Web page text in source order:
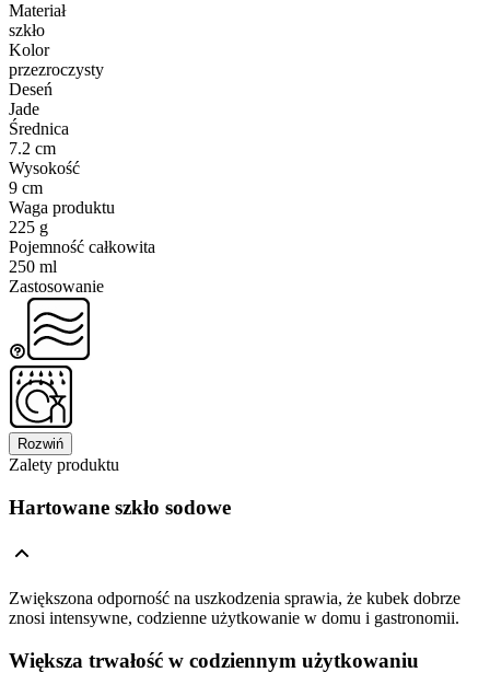
Materiał
szkło
Kolor
przezroczysty
Deseń
Jade
Średnica
7.2 cm
Wysokość
9 cm
Waga produktu
225 g
Pojemność całkowita
250 ml
Zastosowanie
Rozwiń
Zalety produktu
Hartowane szkło sodowe
Zwiększona odporność na uszkodzenia sprawia, że kubek dobrze
znosi intensywne, codzienne użytkowanie w domu i gastronomii.
Większa trwałość w codziennym użytkowaniu